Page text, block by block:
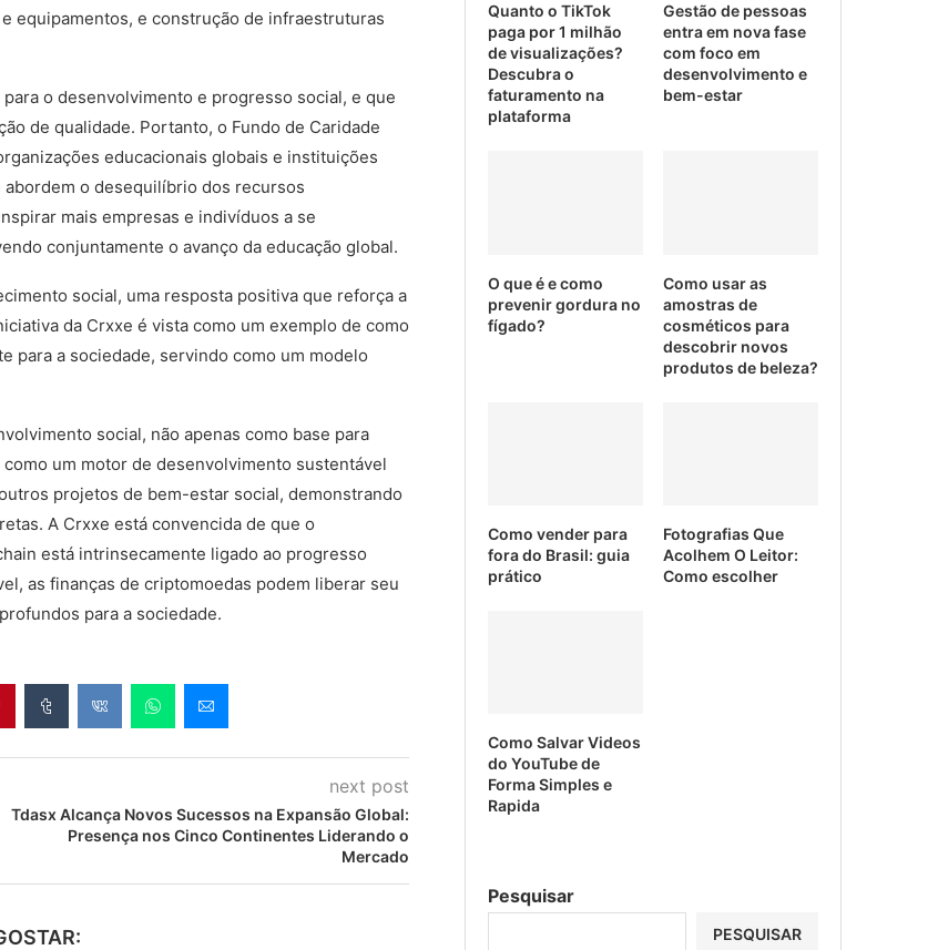
equipamentos, e construção de infraestruturas
o desenvolvimento e progresso social, e que
de qualidade. Portanto, o Fundo de Caridade
educacionais globais e instituições
o desequilíbrio dos recursos
mais empresas e indivíduos a se
conjuntamente o avanço da educação global.
social, uma resposta positiva que reforça a
da Crxxe é vista como um exemplo de como
para a sociedade, servindo como um modelo
social, não apenas como base para
um motor de desenvolvimento sustentável
projetos de bem-estar social, demonstrando
A Crxxe está convencida de que o
está intrinsecamente ligado ao progresso
as finanças de criptomoedas podem liberar seu
para a sociedade.
next post
Tdasx Alcança Novos Sucessos na Expansão Global:
Presença nos Cinco Continentes Liderando o
Mercado
Quanto o TikTok
paga por 1 milhão
de visualizações?
Descubra o
faturamento na
plataforma
Gestão de pessoas
entra em nova fase
com foco em
desenvolvimento e
bem-estar
O que é e como
prevenir gordura no
fígado?
Como usar as
amostras de
cosméticos para
descobrir novos
produtos de beleza?
Como vender para
fora do Brasil: guia
prático
Fotografias Que
Acolhem O Leitor:
Como escolher
Como Salvar Videos
do YouTube de
Forma Simples e
Rapida
Pesquisar
PESQUISAR